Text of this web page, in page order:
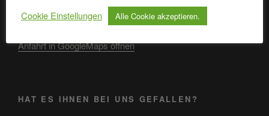
ANFAHRT
Anfahrt in GoogleMaps öffnen
HAT ES IHNEN BEI UNS GEFALLEN?
Cookie Einstellungen
Alle Cookie akzeptieren.